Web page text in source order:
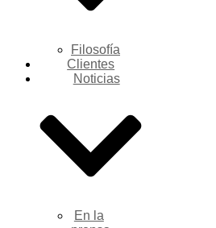
Filosofía
Clientes
Noticias
En la